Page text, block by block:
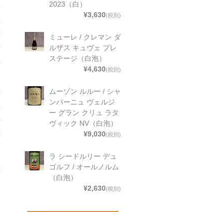
2023（白）
¥3,630(税別)
ミューレ / クレマン ダ
ルザス キュヴェ プレ
ステージ（白泡）
¥4,630(税別)
ムーゾン ルルー / シャ
ンパーニュ ヴェルジ
ー グラン クリュ ラタ
ヴィック NV（白泡）
¥9,030(税別)
ラ シードルリー デュ
ゴルフ / オールノルム
（白泡）
¥2,630(税別)